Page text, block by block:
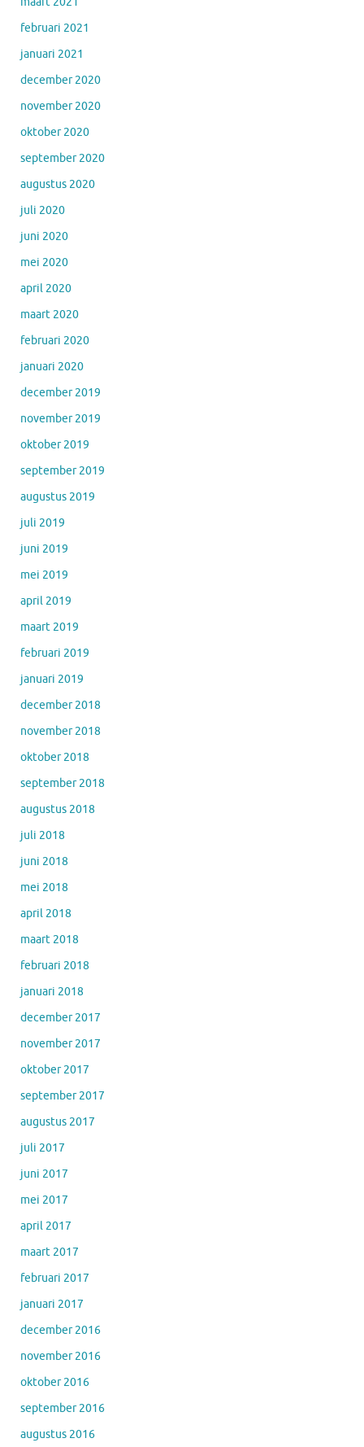
februari 2021
januari 2021
december 2020
november 2020
oktober 2020
september 2020
augustus 2020
juli 2020
juni 2020
mei 2020
april 2020
maart 2020
februari 2020
januari 2020
december 2019
november 2019
oktober 2019
september 2019
augustus 2019
juli 2019
juni 2019
mei 2019
april 2019
maart 2019
februari 2019
januari 2019
december 2018
november 2018
oktober 2018
september 2018
augustus 2018
juli 2018
juni 2018
mei 2018
april 2018
maart 2018
februari 2018
januari 2018
december 2017
november 2017
oktober 2017
september 2017
augustus 2017
juli 2017
juni 2017
mei 2017
april 2017
maart 2017
februari 2017
januari 2017
december 2016
november 2016
oktober 2016
september 2016
augustus 2016